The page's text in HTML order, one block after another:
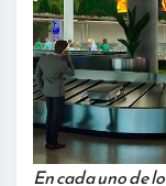
En cada uno de